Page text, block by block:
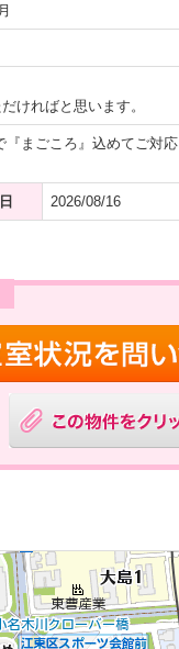
ければと思います。
まごころ』込めてご対
2026/08/16